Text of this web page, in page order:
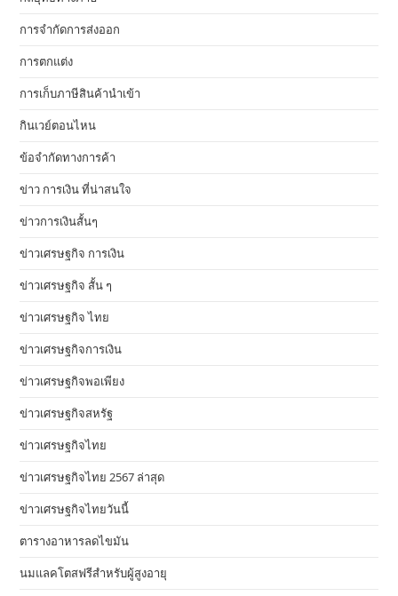
การจำกัดการส่งออก
การตกแต่ง
การเก็บภาษีสินค้านำเข้า
กินเวย์ตอนไหน
ข้อจำกัดทางการค้า
ข่าว การเงิน ที่น่าสนใจ
ข่าวการเงินสั้นๆ
ข่าวเศรษฐกิจ การเงิน
ข่าวเศรษฐกิจ สั้น ๆ
ข่าวเศรษฐกิจ ไทย
ข่าวเศรษฐกิจการเงิน
ข่าวเศรษฐกิจพอเพียง
ข่าวเศรษฐกิจสหรัฐ
ข่าวเศรษฐกิจไทย
ข่าวเศรษฐกิจไทย 2567 ล่าสุด
ข่าวเศรษฐกิจไทยวันนี้
ตารางอาหารลดไขมัน
นมแลคโตสฟรีสำหรับผู้สูงอายุ